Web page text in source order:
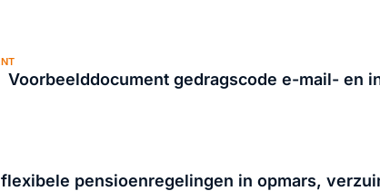
Voorbeelddocument gedragscode e-mail- en
pensioenregelingen in opmars,